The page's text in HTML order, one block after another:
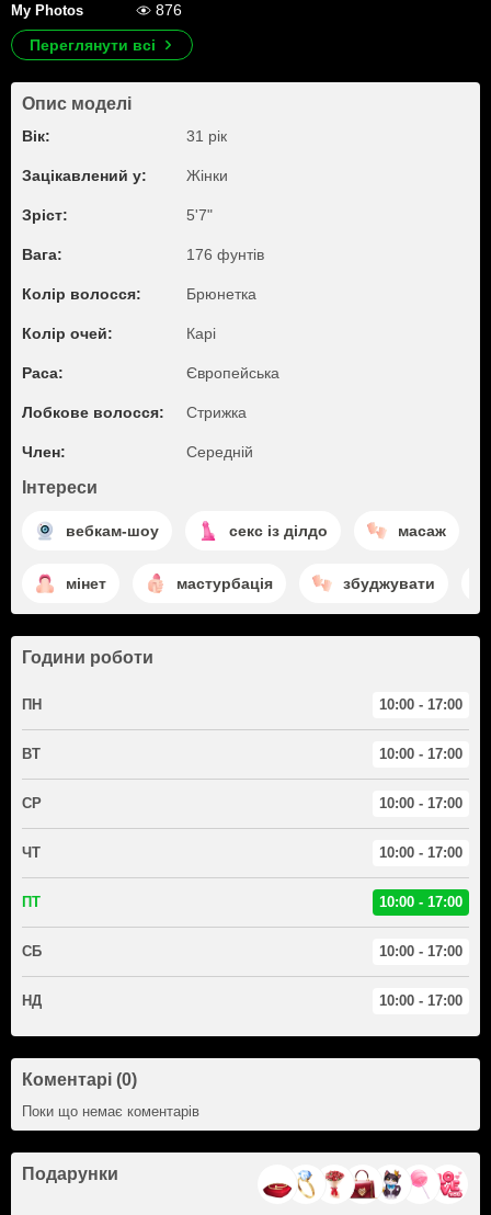
My Photos
876
Переглянути всі
Опис моделі
Вік: 31 рік
Зацікавлений у: Жiнки
Зріст: 5'7"
Вага: 176 фунтів
Колір волосся: Брюнетка
Колір очей: Карі
Раса: Європейська
Лобкове волосся: Стрижка
Член: Середній
Інтереси
вебкам-шоу секс із ділдо масаж
мінет мастурбація збуджувати
Години роботи
ПН 10:00 - 17:00
ВТ 10:00 - 17:00
СР 10:00 - 17:00
ЧТ 10:00 - 17:00
ПТ 10:00 - 17:00
СБ 10:00 - 17:00
НД 10:00 - 17:00
Коментарі (0)
Поки що немає коментарів
Подарунки